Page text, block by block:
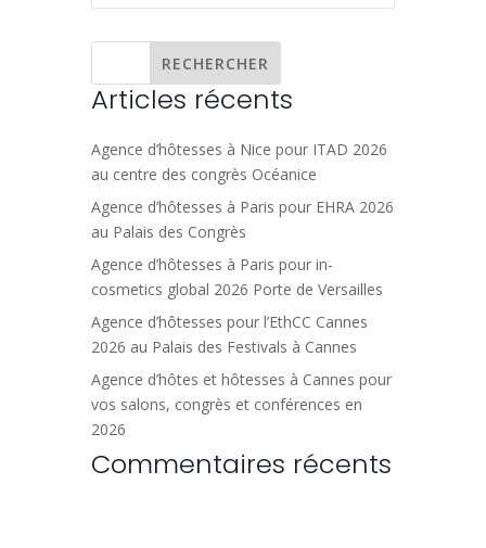
Articles récents
Agence d’hôtesses à Nice pour ITAD 2026
au centre des congrès Océanice
Agence d’hôtesses à Paris pour EHRA 2026
au Palais des Congrès
Agence d’hôtesses à Paris pour in-
cosmetics global 2026 Porte de Versailles
Agence d’hôtesses pour l’EthCC Cannes
2026 au Palais des Festivals à Cannes
Agence d’hôtes et hôtesses à Cannes pour
vos salons, congrès et conférences en
2026
Commentaires récents